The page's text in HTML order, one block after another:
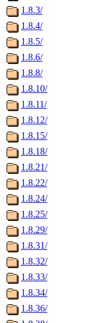
1.8.3/
1.8.4/
1.8.5/
1.8.6/
1.8.8/
1.8.10/
1.8.11/
1.8.12/
1.8.15/
1.8.18/
1.8.21/
1.8.22/
1.8.24/
1.8.25/
1.8.29/
1.8.31/
1.8.32/
1.8.33/
1.8.34/
1.8.36/